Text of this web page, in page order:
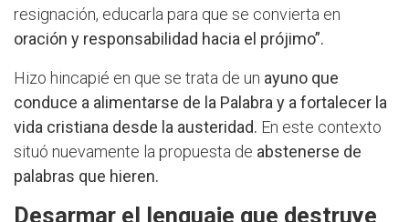
resignación, educarla para que se convierta en
oración y responsabilidad hacia el prójimo”.
Hizo hincapié en que se trata de un ayuno que
conduce a alimentarse de la Palabra y a fortalecer la
vida cristiana desde la austeridad. En este contexto
situó nuevamente la propuesta de abstenerse de
palabras que hieren.
Desarmar el lenguaje que destruye